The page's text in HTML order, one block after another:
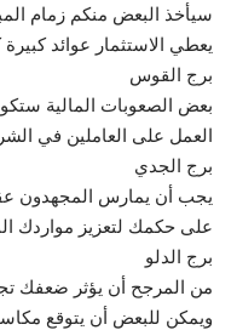
سيأخذ البعض منكم زمام
يعطي الاستثمار عوائد
برج القوس
بعض الصعوبات المالية
العمل على العاملين في
برج الجدي
يجب أن يمارس المجهدون
على حكمك لتعزيز مواردك
برج الدلو
من المرجح أن يؤثر ضعفك
ويمكن للبعض أن يتوقع